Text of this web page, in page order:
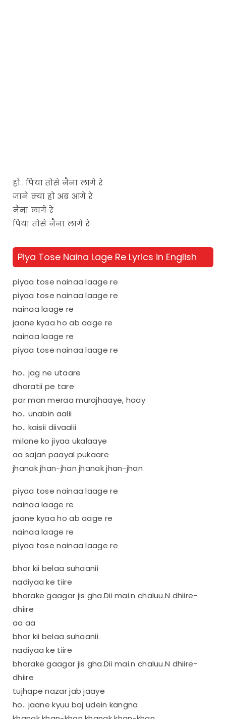
हो.. पिया तोसे नैना लागे रे
जाने क्या हो अब आगे रे
नैना लागे रे
पिया तोसे नैना लागे रे
Piya Tose Naina Lage Re Lyrics in English
piyaa tose nainaa laage re
piyaa tose nainaa laage re
nainaa laage re
jaane kyaa ho ab aage re
nainaa laage re
piyaa tose nainaa laage re
ho.. jag ne utaare
dharatii pe tare
par man meraa murajhaaye, haay
ho.. unabin aalii
ho.. kaisii diivaalii
milane ko jiyaa ukalaaye
aa sajan paayal pukaare
jhanak jhan-jhan jhanak jhan-jhan
piyaa tose nainaa laage re
nainaa laage re
jaane kyaa ho ab aage re
nainaa laage re
piyaa tose nainaa laage re
bhor kii belaa suhaanii
nadiyaa ke tiire
bharake gaagar jis gha.Dii mai.n chaluu.N dhiire-
dhiire
aa aa
bhor kii belaa suhaanii
nadiyaa ke tiire
bharake gaagar jis gha.Dii mai.n chaluu.N dhiire-
dhiire
tujhape nazar jab jaaye
ho.. jaane kyuu baj udein kangna